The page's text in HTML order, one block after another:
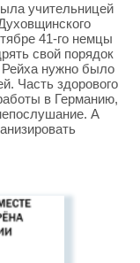
учительницей
41-го немцы
свой порядок
Рейха нужно было
Часть здорового
в Германию,
А